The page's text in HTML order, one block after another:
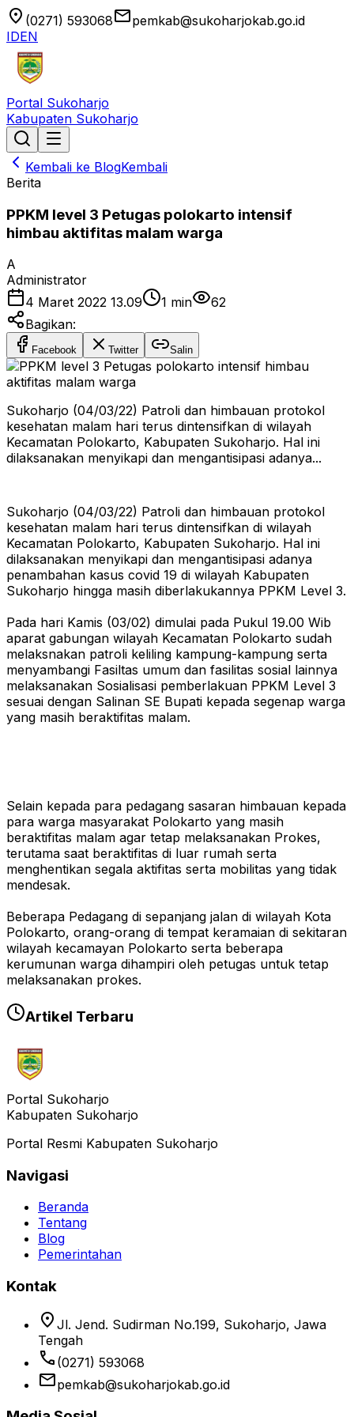
location_on (0271) 593068emailpemkab@sukoharjokab.go.id
IDEN
Portal Sukoharjo
Kabupaten Sukoharjo
Kembali ke BlogKembali
Berita
PPKM level 3 Petugas polokarto intensif
himbau aktifitas malam warga
A
Administrator
4 Maret 2022 13.09
1 min
62
Bagikan:
Facebook Twitter Salin
Sukoharjo (04/03/22) Patroli dan himbauan protokol
kesehatan malam hari terus dintensifkan di wilayah
Kecamatan Polokarto, Kabupaten Sukoharjo. Hal ini
dilaksanakan menyikapi dan mengantisipasi adanya...
Sukoharjo (04/03/22) Patroli dan himbauan protokol
kesehatan malam hari terus dintensifkan di wilayah
Kecamatan Polokarto, Kabupaten Sukoharjo. Hal ini
dilaksanakan menyikapi dan mengantisipasi adanya
penambahan kasus covid 19 di wilayah Kabupaten
Sukoharjo hingga masih diberlakukannya PPKM Level 3.
Pada hari Kamis (03/02) dimulai pada Pukul 19.00 Wib
aparat gabungan wilayah Kecamatan Polokarto sudah
melaksnakan patroli keliling kampung-kampung serta
menyambangi Fasiltas umum dan fasilitas sosial lainnya
melaksanakan Sosialisasi pemberlakuan PPKM Level 3
sesuai dengan Salinan SE Bupati kepada segenap warga
yang masih beraktifitas malam.
Selain kepada para pedagang sasaran himbauan kepada
para warga masyarakat Polokarto yang masih
beraktifitas malam agar tetap melaksanakan Prokes,
terutama saat beraktifitas di luar rumah serta
menghentikan segala aktifitas serta mobilitas yang tidak
mendesak.
Beberapa Pedagang di sepanjang jalan di wilayah Kota
Polokarto, orang-orang di tempat keramaian di sekitaran
wilayah kecamayan Polokarto serta beberapa
kerumunan warga dihampiri oleh petugas untuk tetap
melaksanakan prokes.
Artikel Terbaru
Portal Sukoharjo
Kabupaten Sukoharjo
Portal Resmi Kabupaten Sukoharjo
Navigasi
Beranda
Tentang
Blog
Pemerintahan
Kontak
location_on Jl. Jend. Sudirman No.199, Sukoharjo, Jawa
Tengah
phone (0271) 593068
emailpemkab@sukoharjokab.go.id